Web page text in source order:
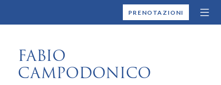
MONTALLEGROPRENOTAZIONI
FABIO
CAMPODONICO